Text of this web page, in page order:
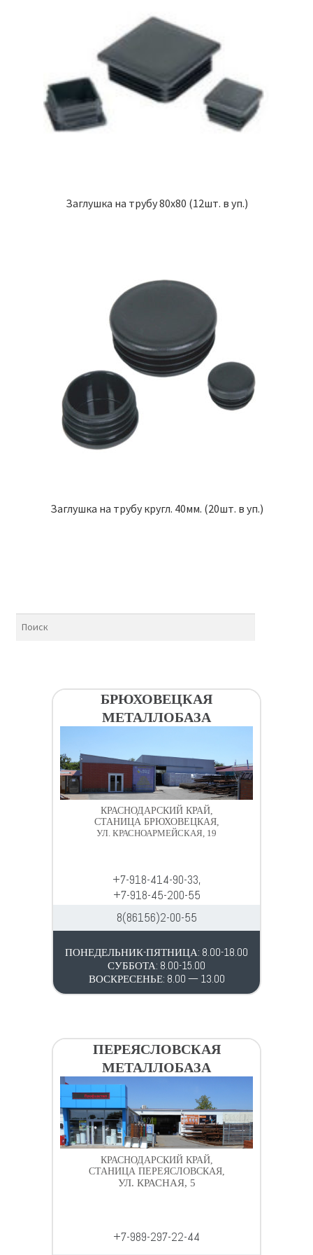
Заглушка на трубу 80х80 (12шт. в уп.)
Заглушка на трубу кругл. 40мм. (20шт. в уп.)
БРЮХОВЕЦКАЯ
МЕТАЛЛОБАЗА
КРАСНОДАРСКИЙ КРАЙ,
СТАНИЦА БРЮХОВЕЦКАЯ,
УЛ. КРАСНОАРМЕЙСКАЯ, 19
+7-918-414-90-33,
+7-918-45-200-55
8(86156)2-00-55
ПОНЕДЕЛЬНИК-ПЯТНИЦА: 8.00-18.00
СУББОТА: 8.00-15.00
ВОСКРЕСЕНЬЕ: 8.00 — 13.00
ПЕРЕЯСЛОВСКАЯ
МЕТАЛЛОБАЗА
КРАСНОДАРСКИЙ КРАЙ,
СТАНИЦА ПЕРЕЯСЛОВСКАЯ,
УЛ. КРАСНАЯ, 5
+7-989-297-22-44